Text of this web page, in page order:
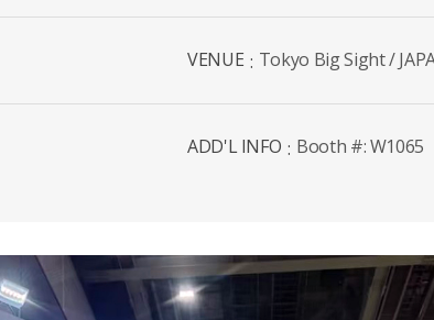
VENUE Tokyo Big Sight /
ADD'L INFO Booth #: W1065